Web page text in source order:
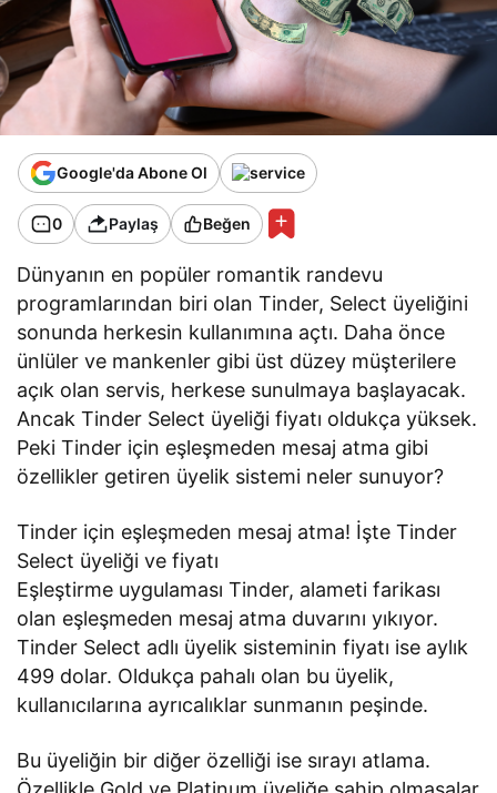
Google'da Abone Ol
0 Paylaş Beğen
Dünyanın en popüler romantik randevu
programlarından biri olan Tinder, Select üyeliğini
sonunda herkesin kullanımına açtı. Daha önce
ünlüler ve mankenler gibi üst düzey müşterilere
açık olan servis, herkese sunulmaya başlayacak.
Ancak Tinder Select üyeliği fiyatı oldukça yüksek.
Peki Tinder için eşleşmeden mesaj atma gibi
özellikler getiren üyelik sistemi neler sunuyor?
Tinder için eşleşmeden mesaj atma! İşte Tinder
Select üyeliği ve fiyatı
Eşleştirme uygulaması Tinder, alameti farikası
olan eşleşmeden mesaj atma duvarını yıkıyor.
Tinder Select adlı üyelik sisteminin fiyatı ise aylık
499 dolar. Oldukça pahalı olan bu üyelik,
kullanıcılarına ayrıcalıklar sunmanın peşinde.
Bu üyeliğin bir diğer özelliği ise sırayı atlama.